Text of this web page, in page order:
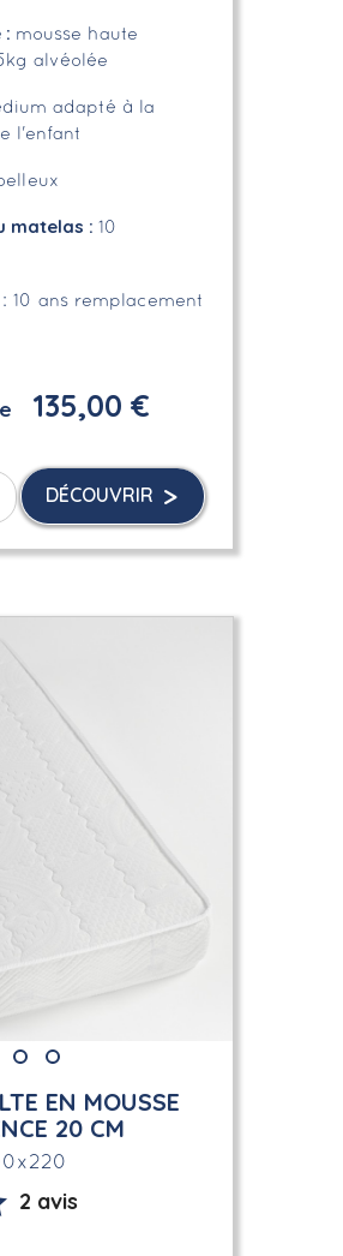
: mousse haute
alvéolée
adapté à la
l'enfant
matelas : 10
10 ans remplacement
135,00 €
DÉCOUVRIR
EN MOUSSE
20 CM
2 avis